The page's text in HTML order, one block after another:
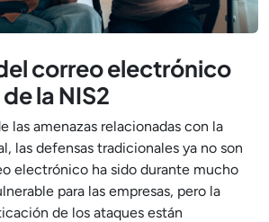
correo electrónico
la NIS2
las amenazas relacionadas con la
las defensas tradicionales ya no son
electrónico ha sido durante mucho
para las empresas, pero la
de los ataques están